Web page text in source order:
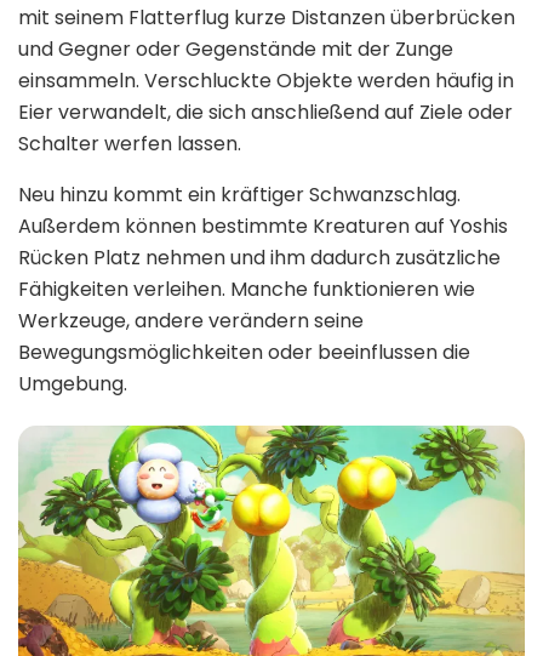
mit seinem Flatterflug kurze Distanzen überbrücken
und Gegner oder Gegenstände mit der Zunge
einsammeln. Verschluckte Objekte werden häufig in
Eier verwandelt, die sich anschließend auf Ziele oder
Schalter werfen lassen.
Neu hinzu kommt ein kräftiger Schwanzschlag.
Außerdem können bestimmte Kreaturen auf Yoshis
Rücken Platz nehmen und ihm dadurch zusätzliche
Fähigkeiten verleihen. Manche funktionieren wie
Werkzeuge, andere verändern seine
Bewegungsmöglichkeiten oder beeinflussen die
Umgebung.